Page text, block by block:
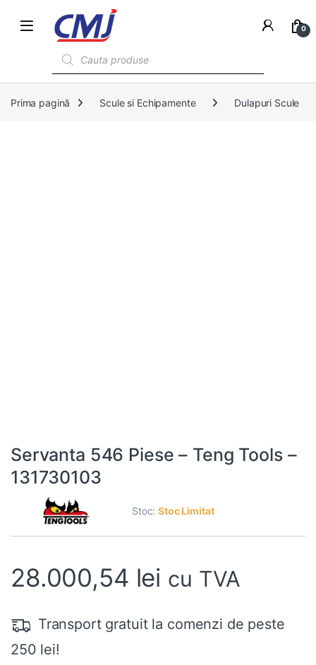
0
Prima pagină Scule si Echipamente Dulapuri Scule
Servanta 546 Piese – Teng Tools –
131730103
Stoc:Stoc Limitat
28.000,54 lei cu TVA
Transport gratuit la comenzi de peste
250 lei!